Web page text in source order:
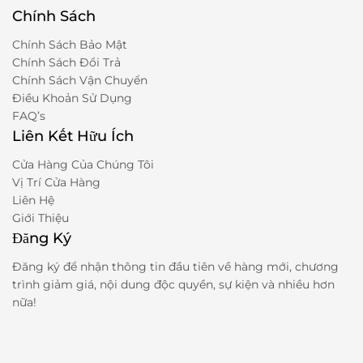
Chính Sách
Chính Sách Bảo Mật
Chính Sách Đổi Trả
Chính Sách Vận Chuyển
Điều Khoản Sử Dụng
FAQ’s
Liên Kết Hữu Ích
Cửa Hàng Của Chúng Tôi
Vị Trí Cửa Hàng
Liên Hệ
Giới Thiệu
Đăng Ký
Đăng ký để nhận thông tin đầu tiên về hàng mới, chương
trình giảm giá, nội dung độc quyền, sự kiện và nhiều hơn
nữa!